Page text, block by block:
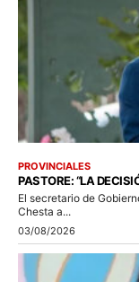
PROVINCIALES
PASTORE: “LA
El secretario de
Chesta a...
03/08/2026